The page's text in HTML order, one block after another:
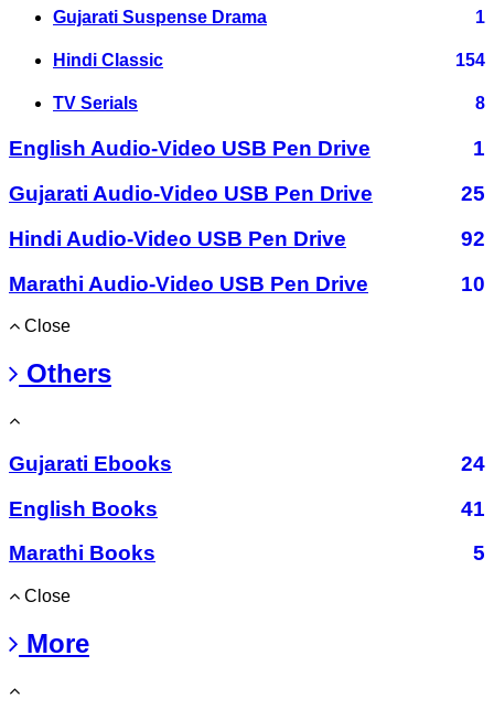
Gujarati Suspense Drama 1
Hindi Classic 154
TV Serials 8
English Audio-Video USB Pen Drive
1
Gujarati Audio-Video USB Pen Drive
25
Hindi Audio-Video USB Pen Drive
92
Marathi Audio-Video USB Pen Drive
10
Close
Others
Gujarati Ebooks
24
English Books
41
Marathi Books
5
Close
More